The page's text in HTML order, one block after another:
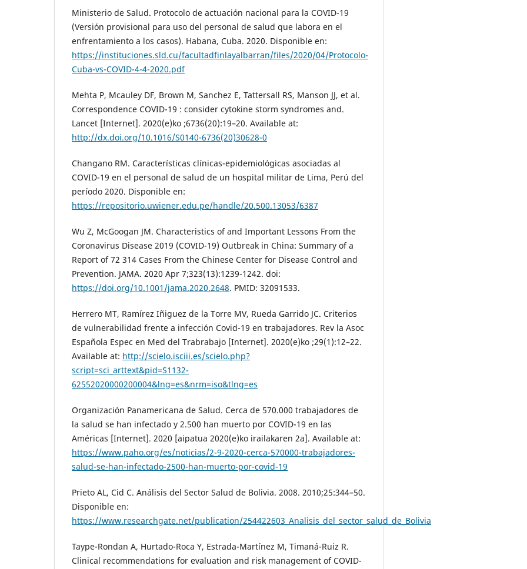
Ministerio de Salud. Protocolo de actuación nacional para la COVID-19
(Versión provisional para uso del personal de salud que labora en el
enfrentamiento a los casos). Habana, Cuba. 2020. Disponible en:
https://instituciones.sld.cu/facultadfinlayalbarran/files/2020/04/Protocolo-
Cuba-vs-COVID-4-4-2020.pdf
Mehta P, Mcauley DF, Brown M, Sanchez E, Tattersall RS, Manson JJ, et al.
Correspondence COVID-19 : consider cytokine storm syndromes and.
Lancet [Internet]. 2020(e)ko ;6736(20):19–20. Available at:
http://dx.doi.org/10.1016/S0140-6736(20)30628-0
Changano RM. Características clínicas-epidemiológicas asociadas al
COVID-19 en el personal de salud de un hospital militar de Lima, Perú del
período 2020. Disponible en:
https://repositorio.uwiener.edu.pe/handle/20.500.13053/6387
Wu Z, McGoogan JM. Characteristics of and Important Lessons From the
Coronavirus Disease 2019 (COVID-19) Outbreak in China: Summary of a
Report of 72 314 Cases From the Chinese Center for Disease Control and
Prevention. JAMA. 2020 Apr 7;323(13):1239-1242. doi:
https://doi.org/10.1001/jama.2020.2648. PMID: 32091533.
Herrero MT, Ramírez Iñiguez de la Torre MV, Rueda Garrido JC. Criterios
de vulnerabilidad frente a infección Covid-19 en trabajadores. Rev la Asoc
Española Espec en Med del Trabrabajo [Internet]. 2020(e)ko ;29(1):12–22.
Available at: http://scielo.isciii.es/scielo.php?
script=sci_arttext&pid=S1132-
62552020000200004&lng=es&nrm=iso&tlng=es
Organización Panamericana de Salud. Cerca de 570.000 trabajadores de
la salud se han infectado y 2.500 han muerto por COVID-19 en las
Américas [Internet]. 2020 [aipatua 2020(e)ko irailakaren 2a]. Available at:
https://www.paho.org/es/noticias/2-9-2020-cerca-570000-trabajadores-
salud-se-han-infectado-2500-han-muerto-por-covid-19
Prieto AL, Cid C. Análisis del Sector Salud de Bolivia. 2008. 2010;25:344–50.
Disponible en:
https://www.researchgate.net/publication/254422603_Analisis_del_sector_salud_de_Bolivia
Taype-Rondan A, Hurtado-Roca Y, Estrada-Martínez M, Timaná-Ruiz R.
Clinical recommendations for evaluation and risk management of COVID-